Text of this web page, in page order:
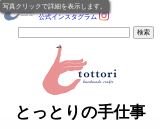
写真クリックで詳細を表示します。
公式インスタグラム
とっとりの手仕事